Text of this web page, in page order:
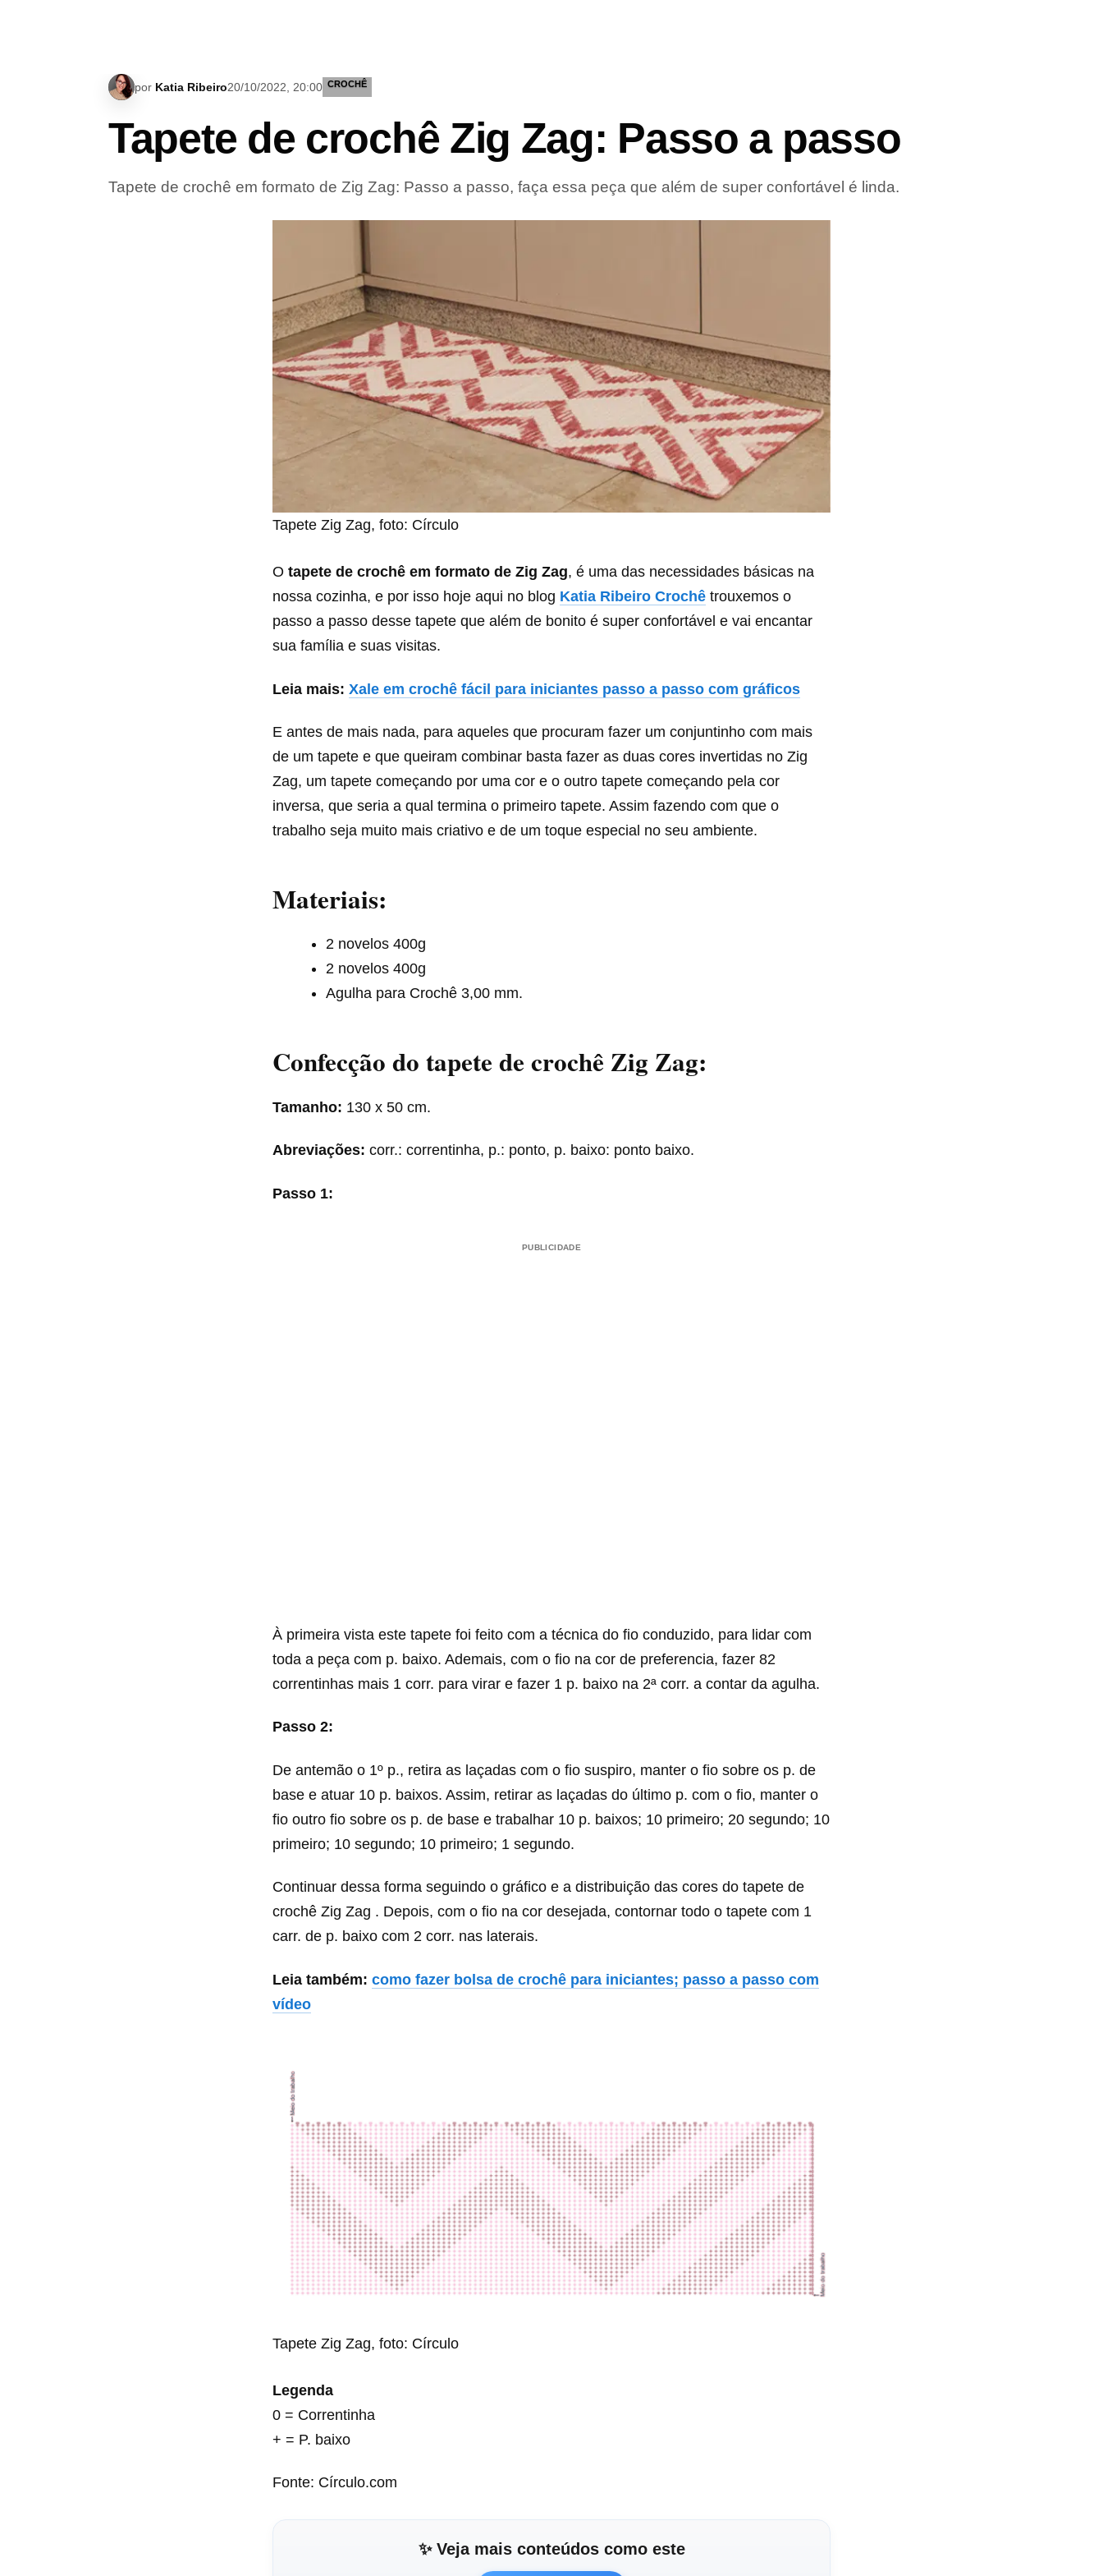
por Katia Ribeiro20/10/2022, 20:00 CROCHÊ
Tapete de crochê Zig Zag: Passo a passo
Tapete de crochê em formato de Zig Zag: Passo a passo, faça essa peça que além de super confortável é linda.
Tapete Zig Zag, foto: Círculo
O tapete de crochê em formato de Zig Zag, é uma das necessidades básicas na
nossa cozinha, e por isso hoje aqui no blog Katia Ribeiro Crochê trouxemos o
passo a passo desse tapete que além de bonito é super confortável e vai encantar
sua família e suas visitas.
Leia mais: Xale em crochê fácil para iniciantes passo a passo com gráficos
E antes de mais nada, para aqueles que procuram fazer um conjuntinho com mais
de um tapete e que queiram combinar basta fazer as duas cores invertidas no Zig
Zag, um tapete começando por uma cor e o outro tapete começando pela cor
inversa, que seria a qual termina o primeiro tapete. Assim fazendo com que o
trabalho seja muito mais criativo e de um toque especial no seu ambiente.
Materiais:
2 novelos 400g
2 novelos 400g
Agulha para Crochê 3,00 mm.
Confecção do tapete de crochê Zig Zag:
Tamanho: 130 x 50 cm.
Abreviações: corr.: correntinha, p.: ponto, p. baixo: ponto baixo.
Passo 1:
PUBLICIDADE
À primeira vista este tapete foi feito com a técnica do fio conduzido, para lidar com
toda a peça com p. baixo. Ademais, com o fio na cor de preferencia, fazer 82
correntinhas mais 1 corr. para virar e fazer 1 p. baixo na 2ª corr. a contar da agulha.
Passo 2:
De antemão o 1º p., retira as laçadas com o fio suspiro, manter o fio sobre os p. de
base e atuar 10 p. baixos. Assim, retirar as laçadas do último p. com o fio, manter o
fio outro fio sobre os p. de base e trabalhar 10 p. baixos; 10 primeiro; 20 segundo; 10
primeiro; 10 segundo; 10 primeiro; 1 segundo.
Continuar dessa forma seguindo o gráfico e a distribuição das cores do tapete de
crochê Zig Zag . Depois, com o fio na cor desejada, contornar todo o tapete com 1
carr. de p. baixo com 2 corr. nas laterais.
Leia também: como fazer bolsa de crochê para iniciantes; passo a passo com
vídeo
Tapete Zig Zag, foto: Círculo
Legenda
0 = Correntinha
+ = P. baixo
Fonte: Círculo.com
✨ Veja mais conteúdos como este